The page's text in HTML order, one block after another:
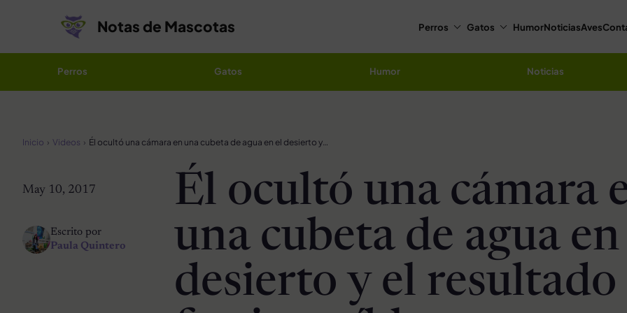
Notas de Mascotas Perros Gatos HumorNoticiasAves
Perros Gatos Humor Noticias
Inicio Videos Él ocultó una cámara en una cubeta de agua en el desierto y el resultado fue increíble
May 10, 2017
Escrito por
Paula Quintero
Él ocultó una cámara
una cubeta de agua
desierto y el resultado